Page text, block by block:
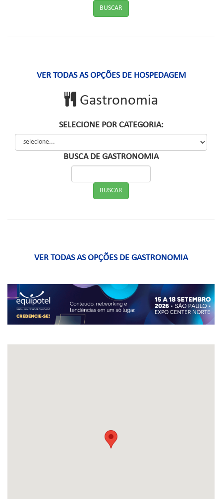
VER TODAS AS OPÇÕES DE HOSPEDAGEM
Gastronomia
SELECIONE POR CATEGORIA:
BUSCA DE GASTRONOMIA
VER TODAS AS OPÇÕES DE GASTRONOMIA